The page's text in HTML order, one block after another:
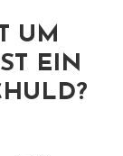
UM
EIN